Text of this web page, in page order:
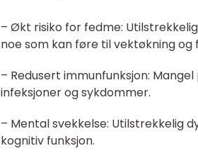
– Økt risiko for fedme:
noe som kan føre til vektøkning og
– Redusert immunfunksjon:
infeksjoner og sykdommer.
– Mental svekkelse: Utilstrekkelig
kognitiv funksjon.